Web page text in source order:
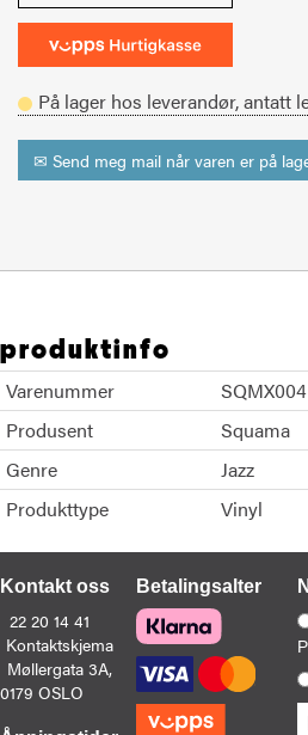
På lager hos leverandør,antatt
✉ Send meg mail når varen er på
produktinfo
Varenummer
SQMX004
Produsent
Squama
Genre
Jazz
Produkttype
Vinyl
Kontakt oss
22 20 14 41
Kontaktskjema
Møllergata 3A,
0179 OSLO